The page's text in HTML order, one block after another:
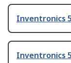
Inventronics
Inventronics